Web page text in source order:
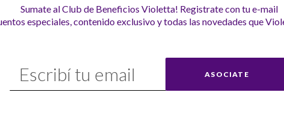
Sumate al Club de Beneficios Violetta! Registrate con tu e-mail
especiales, contenido exclusivo y todas las novedades que
ASOCIATE